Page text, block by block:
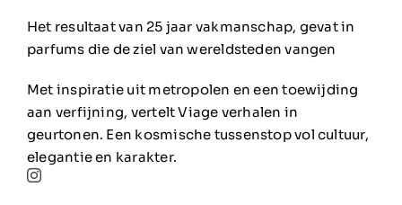
Het resultaat van 25 jaar vakmanschap, gevat in
parfums die de ziel van wereldsteden vangen
Met inspiratie uit metropolen en een toewijding
aan verfijning, vertelt Viage verhalen in
geurtonen. Een kosmische tussenstop vol cultuur,
elegantie en karakter.